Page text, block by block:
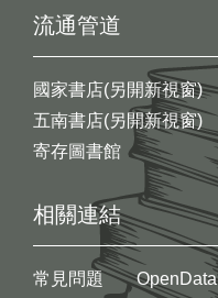
流通管道
國家書店(另開新視窗)
五南書店(另開新視窗)
寄存圖書館
相關連結
常見問題
OpenData